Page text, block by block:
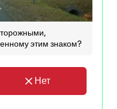
этим знаком?
Нет